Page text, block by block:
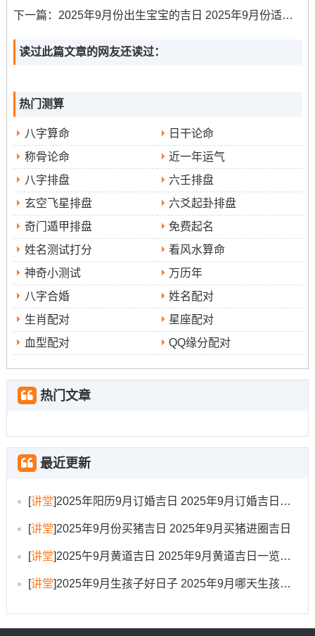
黄历宜忌
葬、船舶出行。
日子特征
运、移动迁居及寻求帮助之事。
注意事项:冲狗（甲戌年生人避让）...
时辰建议:文昌位在正东,利于学习、创作事宜 -随身佩玉可
增运。
4.2025年9月10日（星期三）
农历：七月十九
黄历宜忌:宜祭祀祈福、诉讼维护合法权益、求学考试；
忌婚嫁合婚、动土开仓。
日子特征:天德黄道日，主福德同化解凶煞~适宜祈求平
注意事项 冲鼠（丙子年生人避让）
时辰建议：协作属相为猴、龙，可寻求这些属相者协助。
5.2025年9月14日（星期日）
农历:七月廿三
典、远行迁徙。
日子特征
美化环境、修缮内部的事务。
下一篇： 2025年9月份出生宝宝的吉日 2025年9月份适合宝宝出生的日子
读过此篇文章的网友还读过：
热门测算
八字算命
日干论命
称骨论命
近一年运气
八字排盘
六壬排盘
玄空飞星排盘
六爻起卦排盘
奇门遁甲排盘
免费起名
姓名测试打分
看风水算命
神奇小测试
万历年
八字合婚
姓名配对
生肖配对
星座配对
血型配对
QQ缘分配对
热门文章
最近更新
[讲堂]2025年阳历9月订婚吉日 2025年9月订婚吉日有哪几天
[讲堂]2025年9月份买猪吉日 2025年9月买猪进圈吉日
[讲堂]2025午9月黄道吉日 2025年9月黄道吉日一览表大全
[讲堂]2025年9月生孩子好日子 2025年9月哪天生孩子比较好